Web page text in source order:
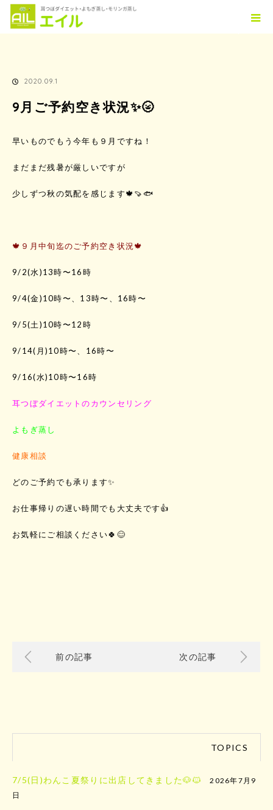
ホーム
TOPICS
9月ご予約空き状況✨🌝
2020.09.1
9月ご予約空き状況✨🌝
早いものでもう今年も９月ですね！
まだまだ残暑が厳しいですが
少しずつ秋の気配を感じます🍁🍠🐟
🍁９月中旬迄のご予約空き状況🍁
9/2(水)13時〜16時
9/4(金)10時〜、13時〜、16時〜
9/5(土)10時〜12時
9/14(月)10時〜、16時〜
9/16(水)10時〜16時
耳つぼダイエットのカウンセリング
よもぎ蒸し
健康相談
どのご予約でも承ります✨
お仕事帰りの遅い時間でも大丈夫です👍
お気軽にご相談ください🍀😊
前の記事 次の記事
TOPICS
7/5(日)わんこ夏祭りに出店してきました🐶🐱
2026年7月9
日